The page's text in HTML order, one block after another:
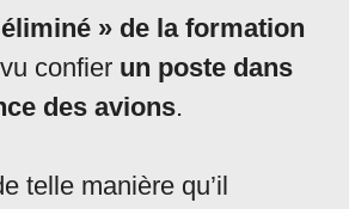
» de la formation
confier un poste dans
des avions.
telle manière qu’il